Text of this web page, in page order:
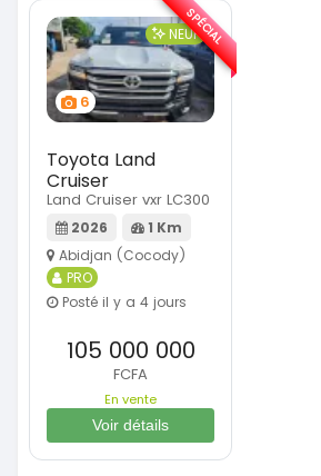
6
NEUF
Toyota Land
Cruiser
Land Cruiser vxr LC300
2026
1 Km
Abidjan (Cocody)
PRO
Posté il y a 4 jours
105 000 000
FCFA
En vente
Voir détails
SPÉCIAL